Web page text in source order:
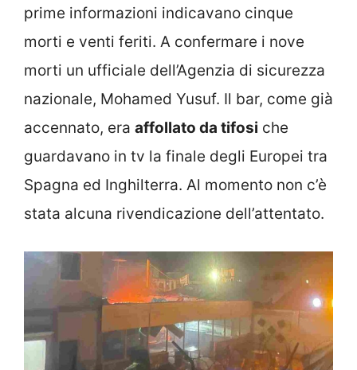
prime informazioni indicavano cinque
morti e venti feriti. A confermare i nove
morti un ufficiale dell’Agenzia di sicurezza
nazionale, Mohamed Yusuf. Il bar, come già
accennato, era affollato da tifosi che
guardavano in tv la finale degli Europei tra
Spagna ed Inghilterra. Al momento non c’è
stata alcuna rivendicazione dell’attentato.